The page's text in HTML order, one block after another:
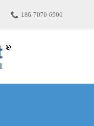
186-7070-6900